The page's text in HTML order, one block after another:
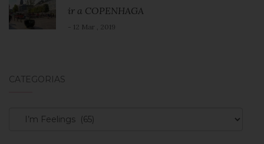
ir a COPENHAGA
- 12 Mar , 2019
CATEGORIAS
Categorias